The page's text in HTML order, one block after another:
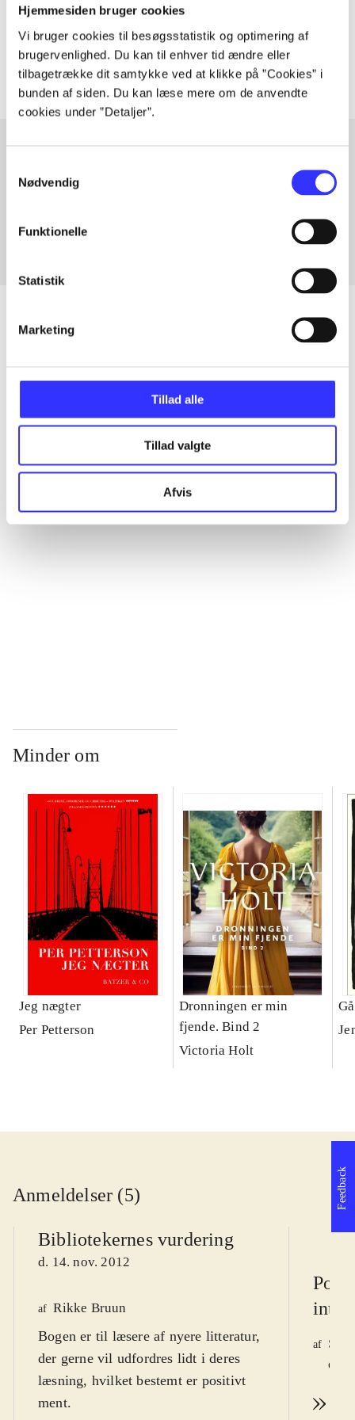
Hjemmesiden bruger cookies
Vi bruger cookies til besøgsstatistik og optimering af
brugervenlighed. Du kan til enhver tid ændre eller
tilbagetrække dit samtykke ved at klikke på ”Cookies” i
bunden af siden. Du kan læse mere om de anvendte
cookies under ”Detaljer”.
Nødvendig
Funktionelle
Statistik
Marketing
Tillad alle
Tillad valgte
Afvis
Tidsskrift
Artiklerne i handler ofte om
Artikler med samme emner
Alle registrerede artikler fordelt på udgivelser
...
Minder om
Jeg nægter
Per Petterson
Dronningen er min
fjende. Bind 2
Victoria Holt
Anmeldelser (5)
Bibliotekernes vurdering
d. 14. nov. 2012
af Rikke Bruun
Bogen er til læsere af nyere litteratur,
der gerne vil udfordres lidt i deres
læsning, hvilket bestemt er positivt
ment.
af
d.
Feedback